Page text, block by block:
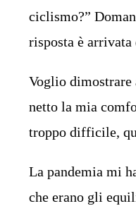
ciclismo?”
risposta è
Voglio dimostrare
netto la mia
troppo difficile,
La pandemia mi
che erano gli